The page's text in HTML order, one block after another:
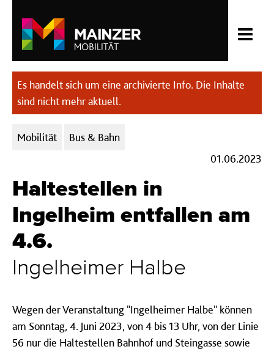
Es handelt sich um eine archivierte Info. Die Inhalte
sind nicht mehr aktuell.
Kategorien:
Mobilität
Bus & Bahn
01.06.2023
Haltestellen in
Ingelheim entfallen am
4.6.
Ingelheimer Halbe
Wegen der Veranstaltung "Ingelheimer Halbe" können
am Sonntag, 4. Juni 2023, von 4 bis 13 Uhr, von der Linie
56 nur die Haltestellen Bahnhof und Steingasse sowie